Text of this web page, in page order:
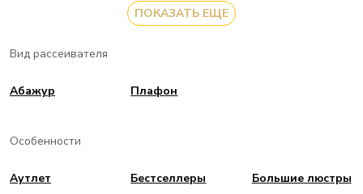
ПОКАЗАТЬ ЕЩЕ
Вид рассеивателя
Aбажур Плафон
Особенности
Аутлет Бестселлеры Большие люстры